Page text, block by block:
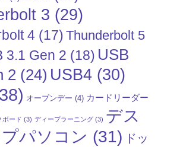
3 (29)
4 (17) Thunderbolt 5
3.1 Gen 2 (18) USB
2 (24) USB4 (30)
オープンデー (4) カードリーダー
ボード (3) ディープラーニング (3) デス
パソコン (31) ドッ